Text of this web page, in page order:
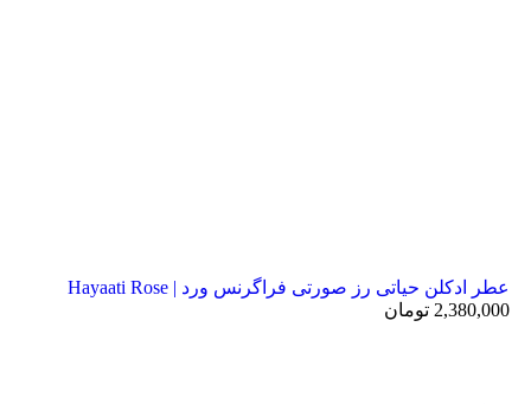
عطر ادکلن حیاتی رز صورتی فراگرنس ورد | Hayaati Rose
2,380,000 تومان